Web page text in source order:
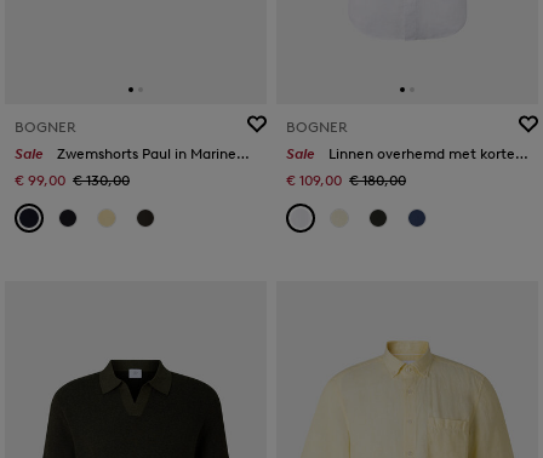
BOGNER
Sale
Zwemshorts Paul in Marineblauw
€ 99,00 € 130,00
BOGNER
Sale
Linnen overhemd met korte mouwen Lykos in Wit
€ 109,00 € 180,00